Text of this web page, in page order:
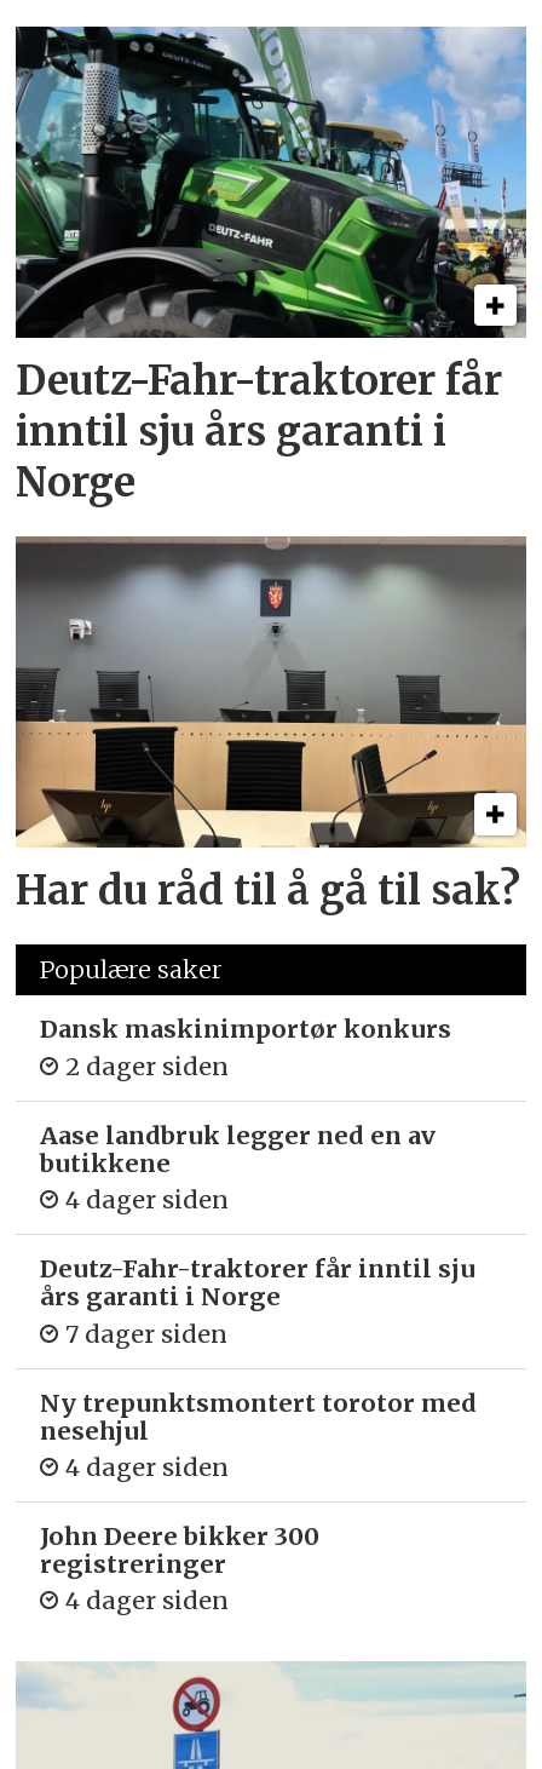
Deutz-Fahr-traktorer får
inntil sju års garanti i
Norge
Har du råd til å gå til sak?
Populære saker
Dansk maskinimportør konkurs
2 dager siden
Aase landbruk legger ned en av
butikkene
4 dager siden
Deutz-Fahr-traktorer får inntil sju
års garanti i Norge
7 dager siden
Ny trepunkts­montert torotor med
nesehjul
4 dager siden
John Deere bikker 300
registreringer
4 dager siden